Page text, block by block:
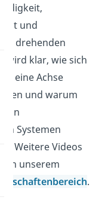
und
drehenden
wird klar, wie sich
eine Achse
und warum
in
Systemen
Weitere Videos
in unserem
.